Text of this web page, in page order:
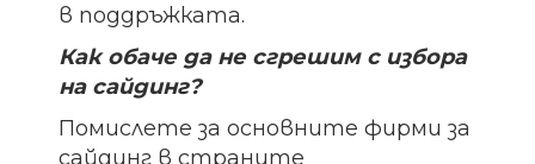
в поддръжката.
Как обаче да не сгрешим с избора
на сайдинг?
Помислете за основните фирми за
сайдинг в страните